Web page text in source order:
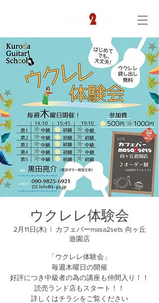
ウクレレ体験会
2月11日(木)
  |
カフェバーmasa2sets 向ヶ丘
遊園店
「ウクレレ体験会」
毎週木曜日の開催
好評につき中級者の為の講座も仲間入り！！
読売ランド店もスタート！！
詳しくはチラシをご覧ください